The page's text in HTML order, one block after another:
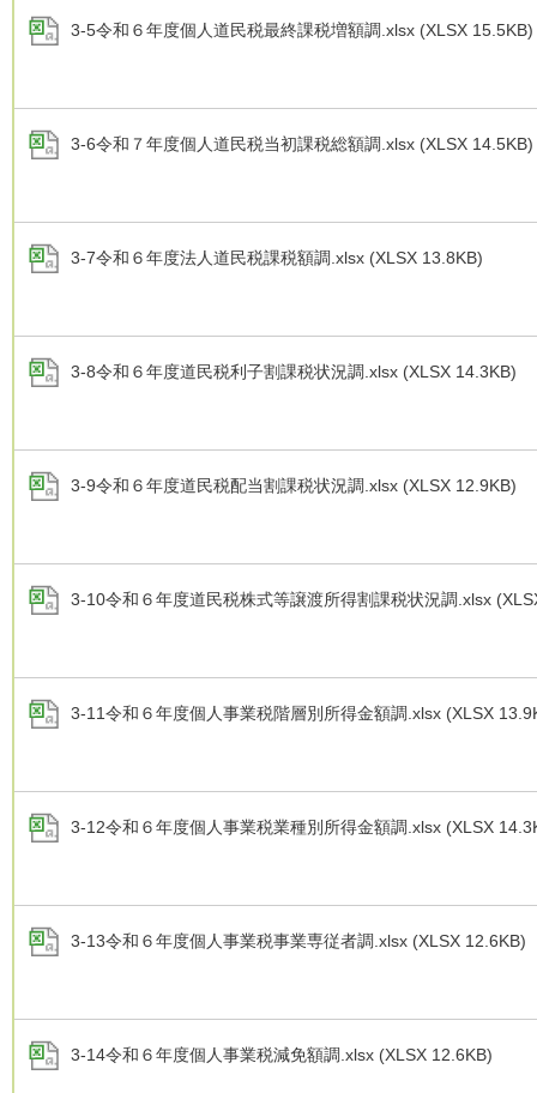
3-5令和６年度個人道民税最終課税増額調.xlsx (XLSX 15.5KB)
3-6令和７年度個人道民税当初課税総額調.xlsx (XLSX 14.5KB)
3-7令和６年度法人道民税課税額調.xlsx (XLSX 13.8KB)
3-8令和６年度道民税利子割課税状況調.xlsx (XLSX 14.3KB)
3-9令和６年度道民税配当割課税状況調.xlsx (XLSX 12.9KB)
3-10令和６年度道民税株式等譲渡所得割課税状況調.xlsx
3-11令和６年度個人事業税階層別所得金額調.xlsx (XLSX
3-12令和６年度個人事業税業種別所得金額調.xlsx (XLSX
3-13令和６年度個人事業税事業専従者調.xlsx (XLSX 12.6KB)
3-14令和６年度個人事業税減免額調.xlsx (XLSX 12.6KB)